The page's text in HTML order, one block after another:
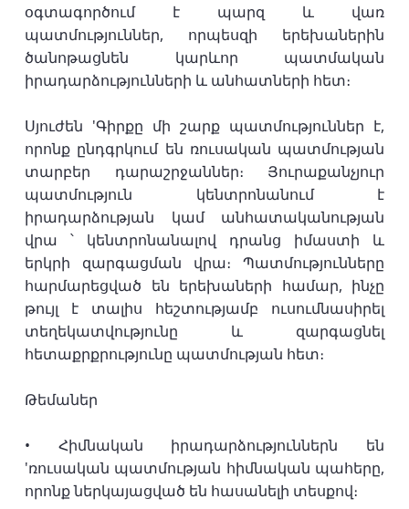
օգտագործում է պարզ և վառ
պատմություններ, որպեսզի երեխաներին
ծանոթացնեն կարևոր պատմական
իրադարձությունների և անհատների հետ։
Սյուժեն 'Գիրքը մի շարք պատմություններ է,
որոնք ընդգրկում են ռուսական պատմության
տարբեր դարաշրջաններ։ Յուրաքանչյուր
պատմություն կենտրոնանում է
իրադարձության կամ անհատականության
վրա ՝ կենտրոնանալով դրանց իմաստի և
երկրի զարգացման վրա։ Պատմությունները
հարմարեցված են երեխաների համար, ինչը
թույլ է տալիս հեշտությամբ ուսումնասիրել
տեղեկատվությունը և զարգացնել
հետաքրքրությունը պատմության հետ։
Թեմաներ
• Հիմնական իրադարձություններն են
'ռուսական պատմության հիմնական պահերը,
որոնք ներկայացված են հասանելի տեսքով։